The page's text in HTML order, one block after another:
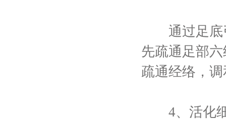
通过足底引
先疏通足部
疏通经络，
4、活化细